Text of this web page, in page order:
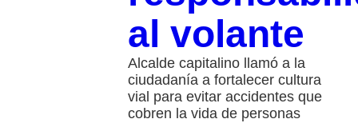
al volante
Alcalde capitalino llamó a la
ciudadanía a fortalecer cultura
vial para evitar accidentes que
cobren la vida de personas